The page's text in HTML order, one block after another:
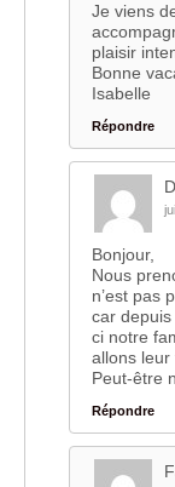
Je viens
plaisir
Bonne
Isabelle
Répondre
Bonjour,
Nous
n’est pas
car depuis
ci notre
allons leur
Peut-être
Répondre